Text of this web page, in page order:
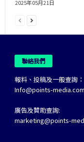
2025年05月21日
聯絡我們
報料、投稿及一般查詢：
Info@points-media.com
廣告及贊助查詢:
marketing@points-